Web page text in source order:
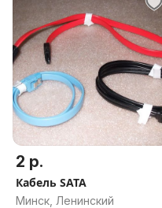
2 р.
Кабель SATA
Минск, Ленинский